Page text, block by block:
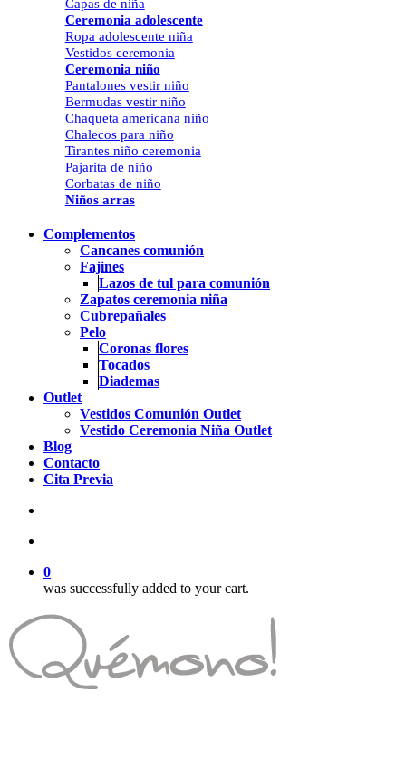
Capas de niña
Ceremonia adolescente
Ropa adolescente niña
Vestidos ceremonia
Ceremonia niño
Pantalones vestir niño
Bermudas vestir niño
Chaqueta americana niño
Chalecos para niño
Tirantes niño ceremonia
Pajarita de niño
Corbatas de niño
Niños arras
Complementos
Cancanes comunión
Fajines
Lazos de tul para comunión
Zapatos ceremonia niña
Cubrepañales
Pelo
Coronas flores
Tocados
Diademas
Outlet
Vestidos Comunión Outlet
Vestido Ceremonia Niña Outlet
Blog
Contacto
Cita Previa
0
was successfully added to your cart.